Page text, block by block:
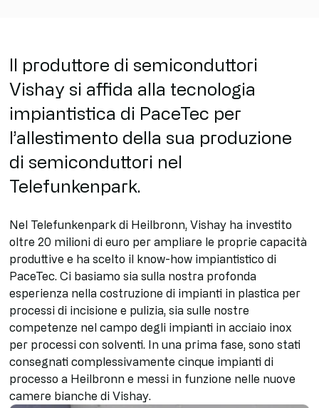
Il produttore di semiconduttori
Vishay si affida alla tecnologia
impiantistica di PaceTec per
l’allestimento della sua produzione
di semiconduttori nel
Telefunkenpark.
Nel Telefunkenpark di Heilbronn, Vishay ha investito
oltre 20 milioni di euro per ampliare le proprie capacità
produttive e ha scelto il know-how impiantistico di
PaceTec. Ci basiamo sia sulla nostra profonda
esperienza nella costruzione di impianti in plastica per
processi di incisione e pulizia, sia sulle nostre
competenze nel campo degli impianti in acciaio inox
per processi con solventi. In una prima fase, sono stati
consegnati complessivamente cinque impianti di
processo a Heilbronn e messi in funzione nelle nuove
camere bianche di Vishay.